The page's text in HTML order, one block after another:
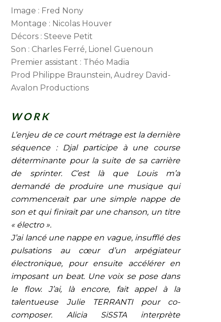
Image : Fred Nony
Montage : Nicolas Houver
Décors : Steeve Petit
Son : Charles Ferré, Lionel Guenoun
Premier assistant : Théo Madia
Prod Philippe Braunstein, Audrey David-
Avalon Productions
W O R K
L’enjeu de ce court métrage est la dernière
séquence : Djal participe à une course
déterminante pour la suite de sa carrière
de sprinter. C’est là que Louis m’a
demandé de produire une musique qui
commencerait par une simple nappe de
son et qui finirait par une chanson, un titre
« électro ».
J’ai lancé une nappe en vague, insufflé des
pulsations au cœur d’un arpégiateur
électronique, pour ensuite accélérer en
imposant un beat. Une voix se pose dans
le flow. J’ai, là encore, fait appel à la
talentueuse Julie TERRANTI pour co-
composer. Alicia SiSSTA interprète